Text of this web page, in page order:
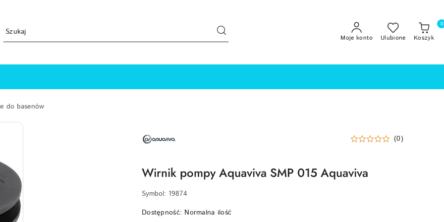
Moje konto Ulubione Koszyk
0
do basenów
AQUAVIVA (0)
Wirnik pompy Aquaviva SMP 015 Aquaviva
Symbol: 19874
Dostępność: Normalna ilość